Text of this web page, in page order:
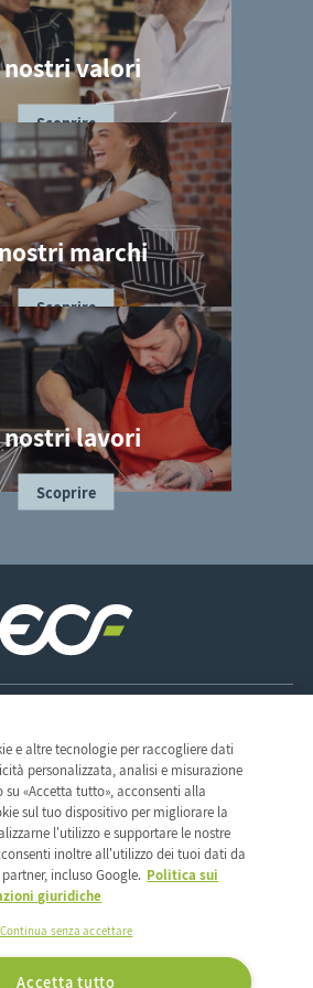
valori
Scoprire
marchi
Scoprire
lavori
Scoprire
gruppo
storia
e altre tecnologie per raccogliere dati
personalizzata, analisi e misurazione
«Accetta tutto», acconsenti alla
sul tuo dispositivo per migliorare la
l'utilizzo e supportare le nostre
inoltre all'utilizzo dei tuoi dati da
incluso Google. Politica sui
giuridiche
Continua senza accettare
Accetta tutto